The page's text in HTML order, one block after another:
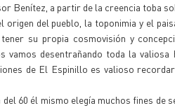
Benítez, a partir de la creencia toba
del pueblo, la toponimia y el
su propia cosmovisión y
vamos desentrañando toda la
de El Espinillo es valioso
60 él mismo elegía muchos fines